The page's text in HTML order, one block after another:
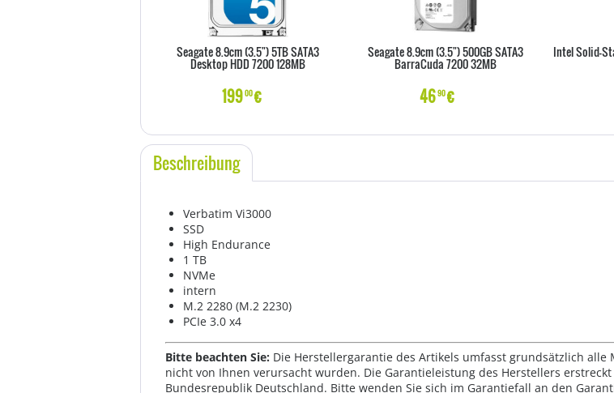
Seagate 8.9cm (3.5") 5TB SATA3
Desktop HDD 7200 128MB
19900€
Seagate 8.9cm (3.5") 500GB SATA3
BarraCuda 7200 32MB
4690€
Intel Solid-
Beschreibung
Verbatim Vi3000
SSD
High Endurance
1 TB
NVMe
intern
M.2 2280 (M.2 2230)
PCIe 3.0 x4
Bitte beachten Sie: Die Herstellergarantie des Artikels umfasst grundsätzlich
nicht von Ihnen verursacht wurden. Die Garantieleistung des Herstellers
Bundesrepublik Deutschland. Bitte wenden Sie sich im Garantiefall an den